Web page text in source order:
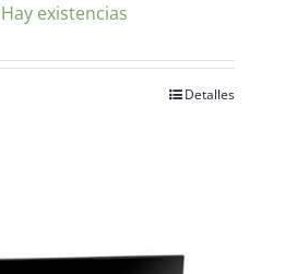
Hay existencias
Detalles